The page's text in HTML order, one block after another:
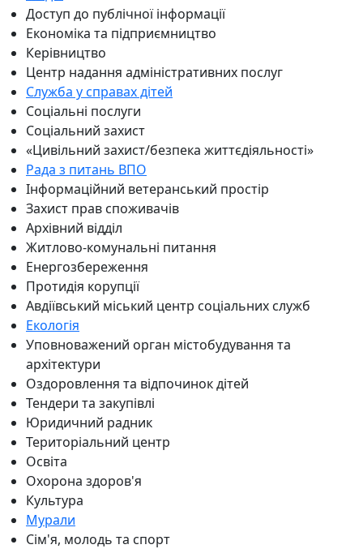
Доступ до публічної інформації
Економіка та підприємництво
Керівництво
Центр надання адміністративних послуг
Служба у справах дітей
Соціальні послуги
Соціальний захист
«Цивільний захист/безпека життєдіяльності»
Рада з питань ВПО
Інформаційний ветеранський простір
Захист прав споживачів
Архівний відділ
Житлово-комунальні питання
Енергозбереження
Протидія корупції
Авдіївський міський центр соціальних служб
Екологія
Уповноважений орган містобудування та
архітектури
Оздоровлення та відпочинок дітей
Тендери та закупівлі
Юридичний радник
Територіальний центр
Освіта
Охорона здоров'я
Культура
Мурали
Сім'я, молодь та спорт